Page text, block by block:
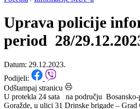
Početna/Informacije MUP-a
Uprava policije
period 28/
Datum: 29.12.2023.
Podijeli: